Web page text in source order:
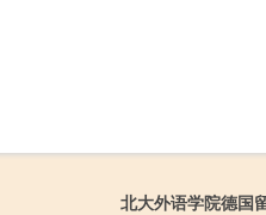
北大外语学院德国